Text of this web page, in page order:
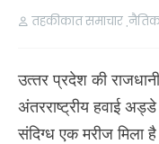
तहकीकात समाचार
उत्‍तर प्रदेश की
अंतरराष्ट्रीय हवाई
संदिग्ध एक मरीज मिला